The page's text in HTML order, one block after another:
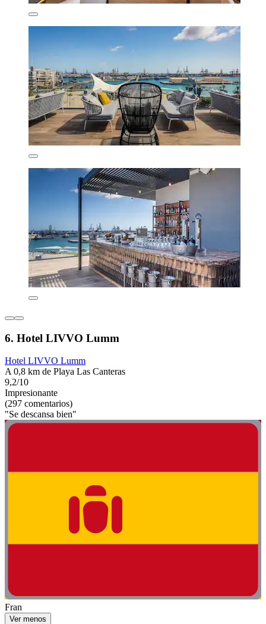
6. Hotel LIVVO Lumm
Hotel LIVVO Lumm
A 0,8 km de Playa Las Canteras
9,2/10
Impresionante
(297 comentarios)
"Se descansa bien"
Fran
Ver menos